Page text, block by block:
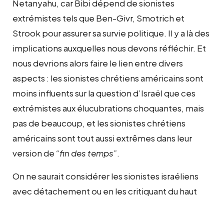
Netanyahu, car Bibi dépend de sionistes
extrémistes tels que Ben-Givr, Smotrich et
Strook pour assurer sa survie politique. Il y a là des
implications auxquelles nous devons réfléchir. Et
nous devrions alors faire le lien entre divers
aspects : les sionistes chrétiens américains sont
moins influents sur la question d’Israël que ces
extrémistes aux élucubrations choquantes, mais
pas de beaucoup, et les sionistes chrétiens
américains sont tout aussi extrêmes dans leur
version de “fin des temps”.
On ne saurait considérer les sionistes israéliens
avec détachement ou en les critiquant du haut